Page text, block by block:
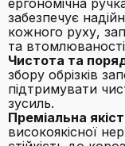
ергономічна
забезпечує
кожного руху,
та
Чистота та
збору обрізків
підтримувати
зусиль.
Преміальна
високоякісної